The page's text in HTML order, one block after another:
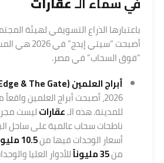
باعتبارها الذراع التسويقي لهيئة
أصبحت “سيتي إيدج” في 2026 هي المسؤولة عن الـ
“فوق السحاب” في مصر.
أبراج العلمين (North Edge & The Gate):
2026، أصبحت أبراج العلمين
للمدينة. هذه الـعقاراتليست
ناطحات سحاب عالمية على ساحل
أسعار الوحدات فيها من10.5 مليون جنيه
من35 مليوناً
للأدوار العليا